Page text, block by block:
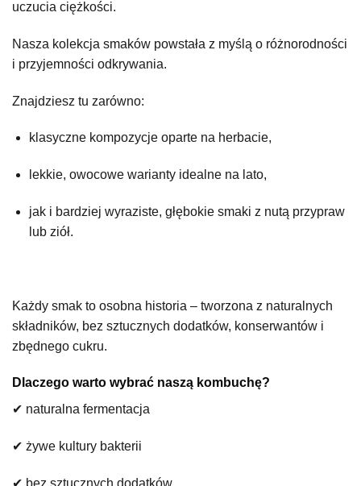
uczucia ciężkości.
Nasza kolekcja smaków powstała z myślą o różnorodności
i przyjemności odkrywania.
Znajdziesz tu zarówno:
klasyczne kompozycje oparte na herbacie,
lekkie, owocowe warianty idealne na lato,
jak i bardziej wyraziste, głębokie smaki z nutą przypraw
lub ziół.
Każdy smak to osobna historia – tworzona z naturalnych
składników, bez sztucznych dodatków, konserwantów i
zbędnego cukru.
Dlaczego warto wybrać naszą kombuchę?
✔ naturalna fermentacja
✔ żywe kultury bakterii
✔ bez sztucznych dodatków